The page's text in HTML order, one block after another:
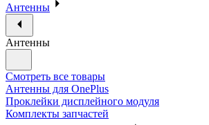
Антенны
Антенны
Смотреть все товары
Антенны для OnePlus
Проклейки дисплейного модуля
Комплекты запчастей